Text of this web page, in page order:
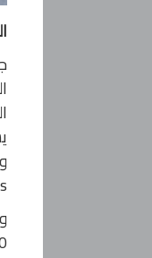
30 عاما ورتبت على